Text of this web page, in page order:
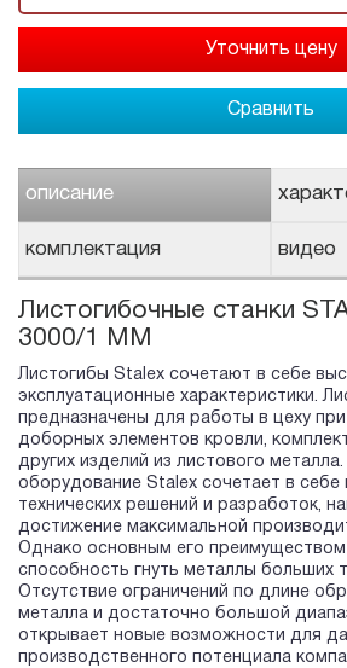
Сравнить
описание
комплектация видео
Листогибочные станки
3000/1 ММ
Листогибы Stalex сочетают в себе
эксплуатационные характеристики.
предназначены для работы в цеху при
доборных элементов кровли,
других изделий из листового
оборудование Stalex сочетает в себе
технических решений и разработок,
достижение максимальной
Однако основным его преимуществом
способность гнуть металлы больших
Отсутствие ограничений по длине
металла и достаточно большой
открывает новые возможности для
производственного потенциала